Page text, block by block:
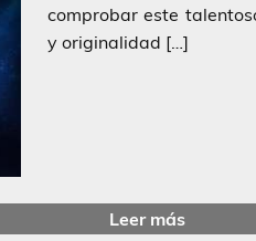
comprobar este
y originalidad […]
Leer más